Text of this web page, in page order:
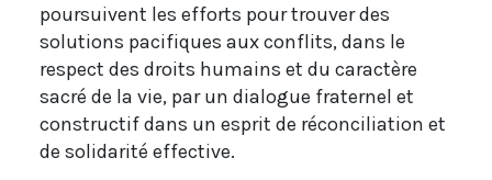
poursuivent les efforts pour trouver des
solutions pacifiques aux conflits, dans le
respect des droits humains et du caractère
sacré de la vie, par un dialogue fraternel et
constructif dans un esprit de réconciliation et
de solidarité effective.